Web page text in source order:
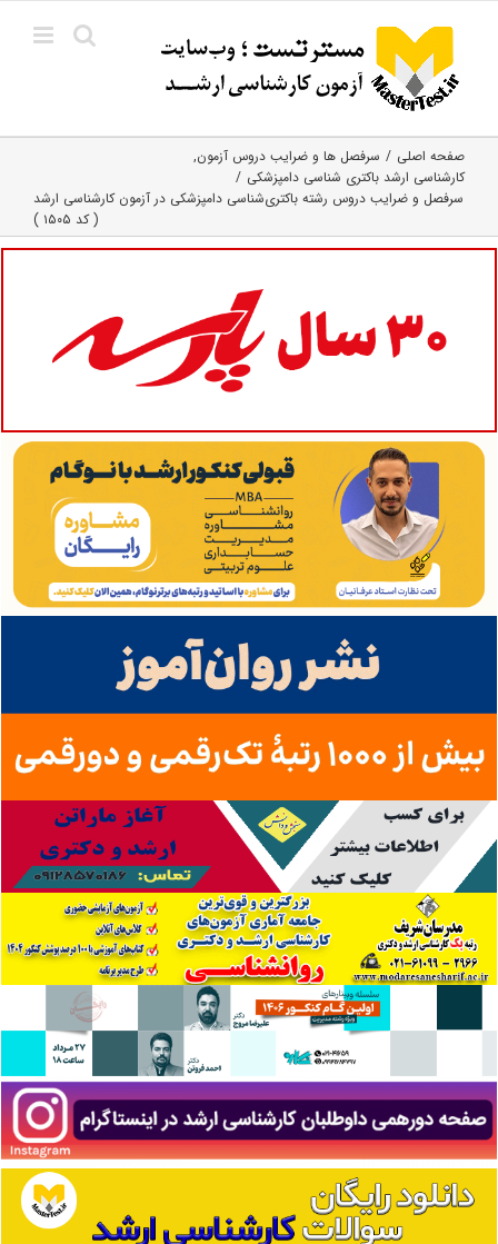
content
صفحه اصلی
سرفصل ها و ضرایب دروس آزمون
کارشناسی ارشد باکتری‌ شناسی دامپزشکی
سرفصل و ضرایب دروس رشته باکتری‌شناسی دامپزشکی در آزمون کارشناسی ارشد
( کد ۱۵۰۵ )